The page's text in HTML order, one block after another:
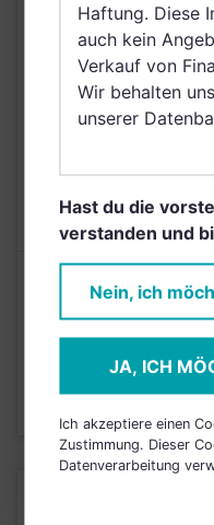
KOSTEN
Haftung. Diese
auch kein
Verkauf von
Wir behalten
unserer
Hast du die
verstanden und
Nein, ich
JA, ICH
Ich akzeptiere einen
Zustimmung. Dieser
Datenverarbeitung